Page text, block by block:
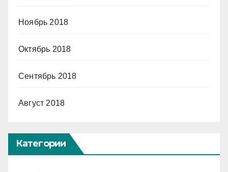
Ноябрь 2018
Октябрь 2018
Сентябрь 2018
Август 2018
Категории